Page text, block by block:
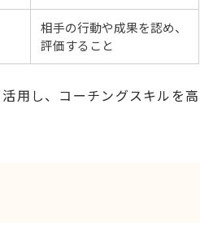
相手の行動や成果を認め、
評価すること
用し、コーチングスキルを高